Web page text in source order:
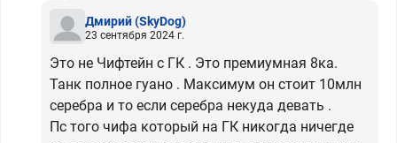
Дмирий(SkyDog)
23 сентября 2024 г.
Это не Чифтейн с ГК . Это премиумная 8ка.
Танк полное гуано . Максимум он стоит 10млн
серебра и то если серебра некуда девать .
Пс того чифа который на ГК никогда ничегде